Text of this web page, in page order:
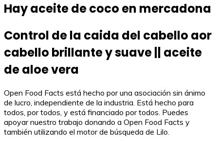
Hay aceite de coco en mercadona
Control de la caida del cabello aor
cabello brillante y suave || aceite
de aloe vera
Open Food Facts está hecho por una asociación sin ánimo
de lucro, independiente de la industria. Está hecho para
todos, por todos, y está financiado por todos. Puedes
apoyar nuestro trabajo donando a Open Food Facts y
también utilizando el motor de búsqueda de Lilo.